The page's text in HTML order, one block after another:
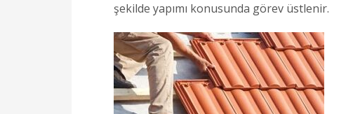
şekilde yapımı konusunda görev üstlenir.